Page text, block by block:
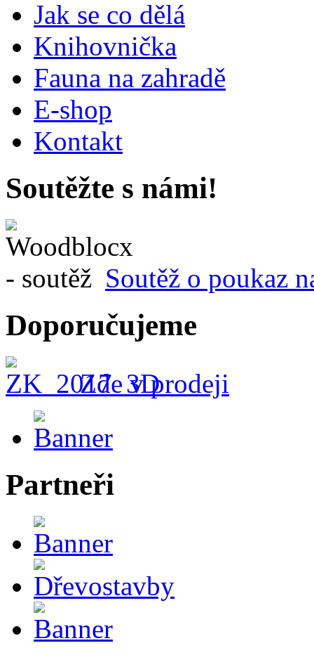
Jak se co dělá
Knihovnička
Fauna na zahradě
E-shop
Kontakt
Soutěžte s námi!
Soutěž o poukaz
Doporučujeme
Zde v prodeji
Partneři